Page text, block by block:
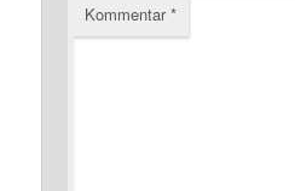
Kommentar*